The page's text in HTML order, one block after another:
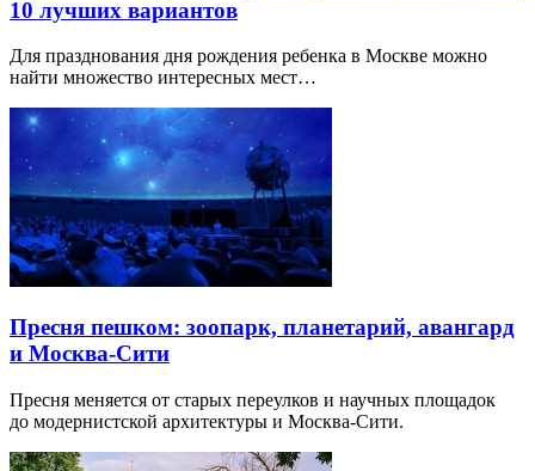
10 лучших вариантов
Для празднования дня рождения ребенка в Москве можно
найти множество интересных мест…
Пресня пешком: зоопарк, планетарий, авангард
и Москва-Сити
Пресня меняется от старых переулков и научных площадок
до модернистской архитектуры и Москва-Сити.